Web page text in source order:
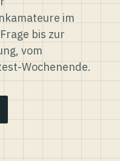
im
bis zur
vom
Wochenende.